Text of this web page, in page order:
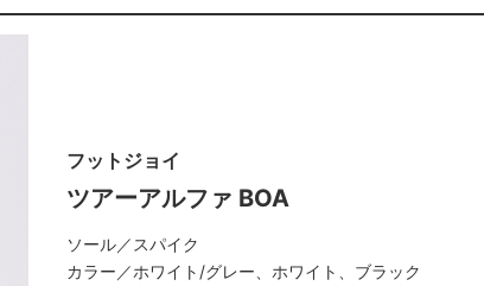
フットジョイ
ツアーアルファ BOA
ソール／スパイク
カラー／ホワイト/グレー、ホワイト、ブラック